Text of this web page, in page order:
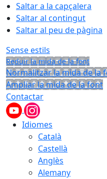
Saltar a la capçalera
Saltar al contingut
Saltar al peu de pàgina
Sense estils
Reduir la mida de la font
Normalitzar la mida de la
Ampliar la mida de la font
Contactar
Idiomes
Català
Castellà
Anglès
Alemany